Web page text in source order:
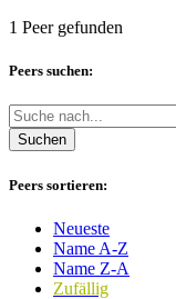
1 Peer gefunden
Peers suchen:
Suchen
Peers sortieren:
Neueste
Name A-Z
Name Z-A
Zufällig